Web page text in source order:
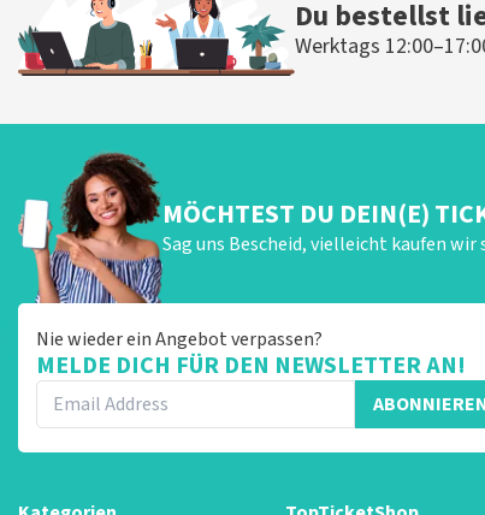
Du bestellst
Werktags
MÖCHTEST DU DEIN(E)
Sag uns Bescheid, vielleicht kaufen wir
Nie wieder ein Angebot verpassen?
MELDE DICH FÜR DEN NEWSLETTER AN!